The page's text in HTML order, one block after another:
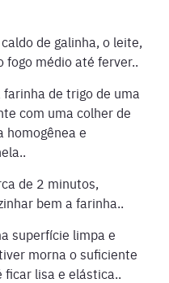
de galinha, o leite,
fogo médio até ferver..
de trigo de uma
com uma colher de
homogênea e
de 2 minutos,
bem a farinha..
superfície limpa e
morna o suficiente
ficar lisa e elástica..